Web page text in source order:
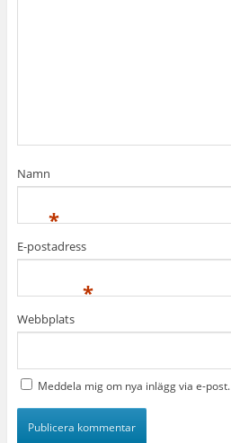
Namn
*
E-postadress
*
Webbplats
Meddela mig om nya inlägg via e-post.